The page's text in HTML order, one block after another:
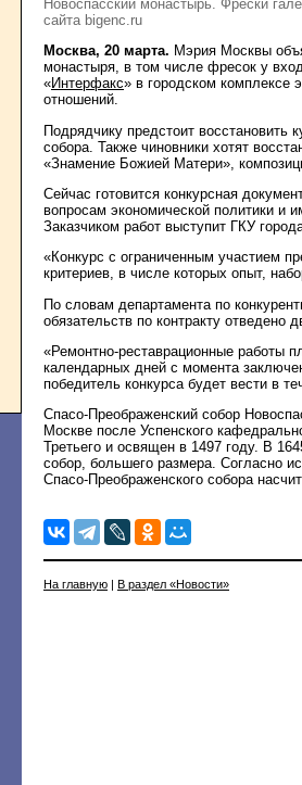
Новоспасский монастырь. Фрески
сайта bigenc.ru
Москва, 20 марта. Мэрия Москвы
монастыря, в том числе фресок у
«Интерфакс» в городском комплексе
отношений.
Подрядчику предстоит восстановить
собора. Также чиновники хотят
«Знамение Божией Матери»,
Сейчас готовится конкурсная
вопросам экономической политики
Заказчиком работ выступит ГКУ
«Конкурс с ограниченным участием
критериев, в числе которых опыт,
По словам департамента по
обязательств по контракту отведено
«Ремонтно-реставрационные работы
календарных дней с момента
победитель конкурса будет вести в
Спасо-Преображенский собор
Москве после Успенского
Третьего и освящен в 1497 году. В
собор, большего размера. Согласно
Спасо-Преображенского собора
На главную | В раздел «Новости»